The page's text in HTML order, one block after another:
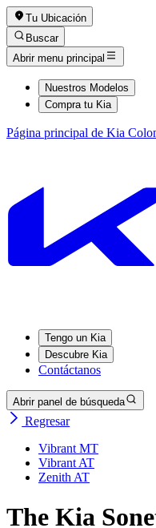
Tu Ubicación
Buscar
Abrir menu principal
Nuestros Modelos
Compra tu Kia
Página principal de Kia
Tengo un Kia
Descubre Kia
Contáctanos
Abrir panel de búsqueda
Regresar
Vibrant MT
Vibrant AT
Zenith AT
The Kia